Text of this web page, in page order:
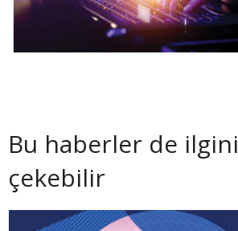
Bu haberler de ilgini
çekebilir